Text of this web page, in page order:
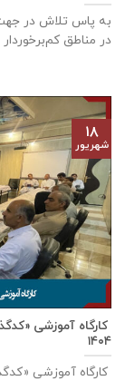
به پاس تلاش در
در مناطق
۱۴۰۴
کارگاه آموزشی
۱۸
شهریور